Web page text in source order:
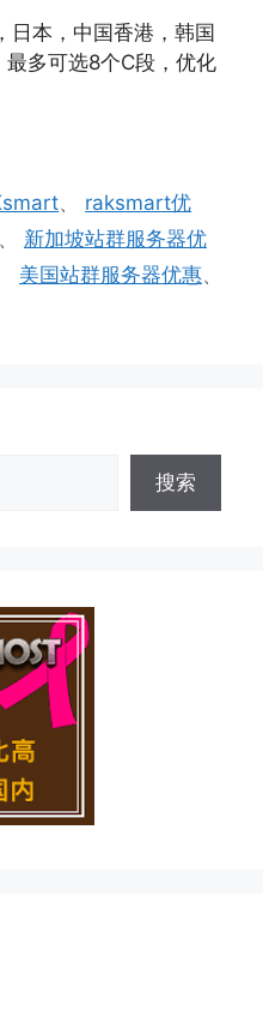
本，中国香港，韩国
多可选8个C段，优化
、 raksmart优
、 新加坡站群服务器优
美国站群服务器优惠、
搜索